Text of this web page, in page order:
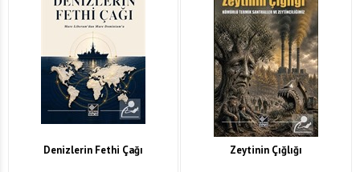
Denizlerin Fethi Çağı Zeytinin Çığlığı